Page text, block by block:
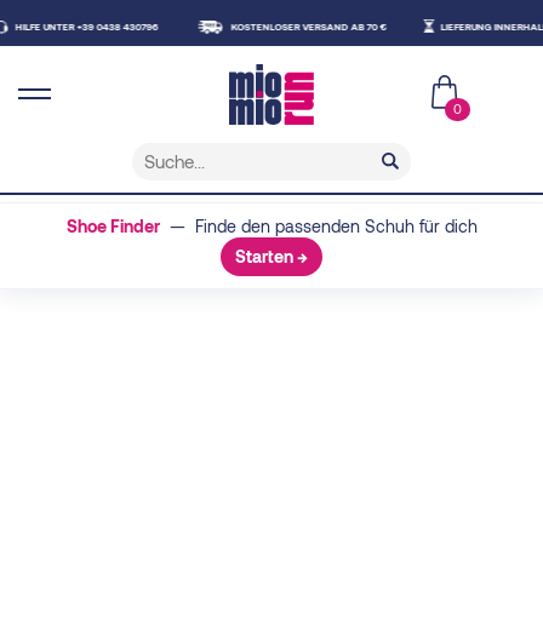
+39 0438 430796 KOSTENLOSER VERSAND AB 70 € LIEFERUNG INNERHALB VON 48
0
Shoe Finder— Finde den passenden Schuh für dich
Starten →